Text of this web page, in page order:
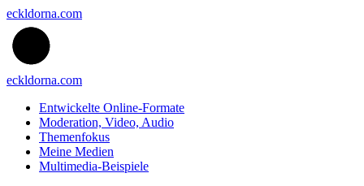
eckldorna.com
eckldorna.com
Entwickelte Online-Formate
Moderation, Video, Audio
Themenfokus
Meine Medien
Multimedia-Beispiele